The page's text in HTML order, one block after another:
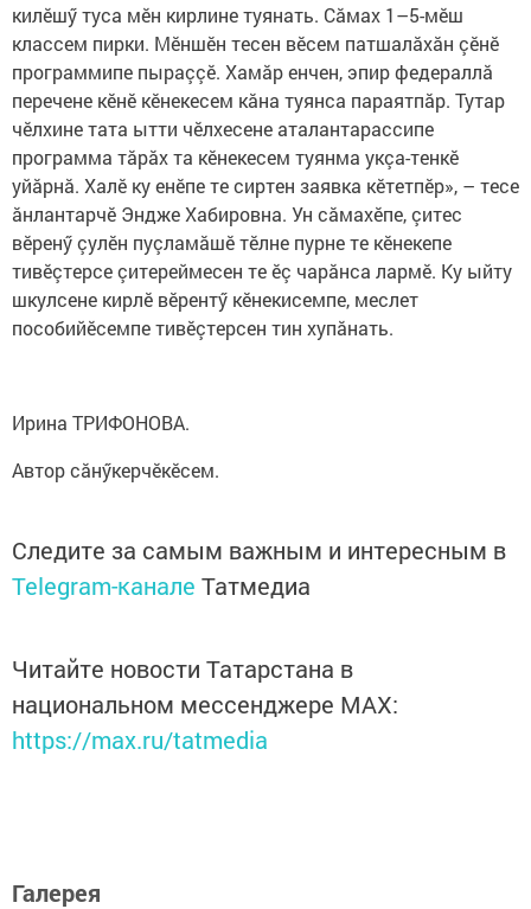
килӗшӳ туса мӗн кирлине туянать. Сăмах 1–5-мӗш
классем пирки. Мӗншӗн тесен вӗсем патшалăхăн çӗнӗ
программипе пыраççӗ. Хамăр енчен, эпир федераллă
перечене кӗнӗ кӗнекесем кăна туянса параятпăр. Тутар
чӗлхине тата ытти чӗлхесене аталантарассипе
программа тăрăх та кӗнекесем туянма укçа-тенкӗ
уйăрнă. Халӗ ку енӗпе те сиртен заявка кӗтетпӗр», – тесе
ăнлантарчӗ Эндже Хабировна. Ун сăмахӗпе, çитес
вӗренӳ çулӗн пуçламăшӗ тӗлне пурне те кӗнекепе
тивӗçтерсе çитереймесен те ӗç чарăнса лармӗ. Ку ыйту
шкулсене кирлӗ вӗрентӳ кӗнекисемпе, меслет
пособийӗсемпе тивӗçтерсен тин хупăнать.
Ирина ТРИФОНОВА.
Автор сăнӳкерчӗкӗсем.
Следите за самым важным и интересным в
Telegram-канале Татмедиа
Читайте новости Татарстана в
национальном мессенджере MАХ:
https://max.ru/tatmedia
Галерея